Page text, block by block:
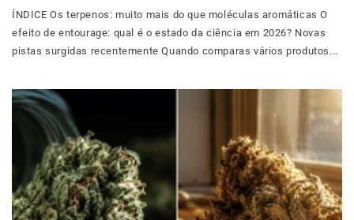
ÍNDICE Os terpenos: muito mais do que moléculas aromáticas O
efeito de entourage: qual é o estado da ciência em 2026? Novas
pistas surgidas recentemente Quando comparas vários produtos...